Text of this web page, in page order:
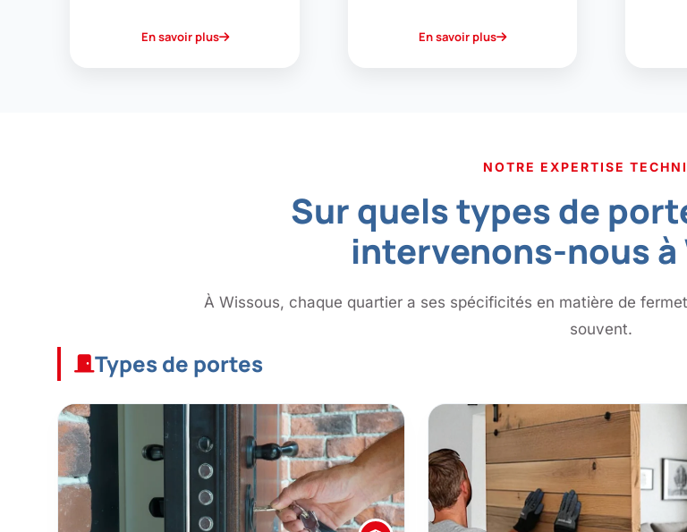
En savoir plus En savoir plus
NOTRE EXPERTISE
Sur quels types de
intervenons-nous à
À Wissous, chaque quartier a ses spécificités en matière de
souvent.
Types de portes